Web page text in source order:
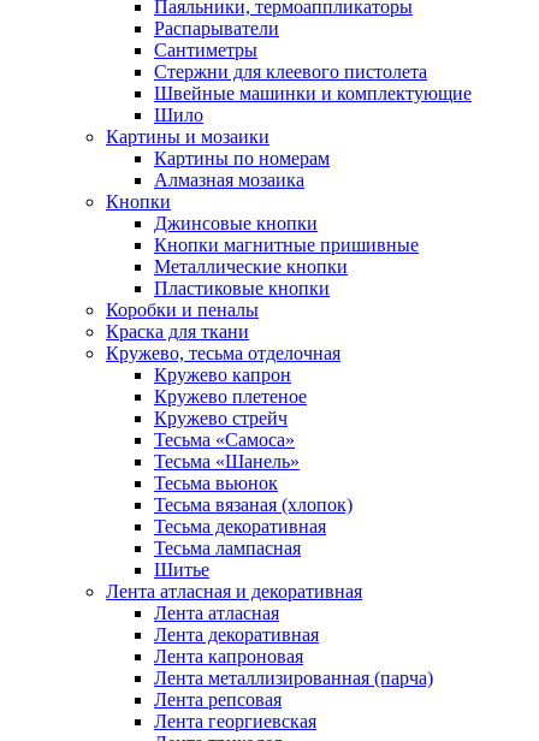
Паяльники, термоаппликаторы
Распарыватели
Сантиметры
Стержни для клеевого пистолета
Швейные машинки и комплектующие
Шило
Картины и мозаики
Картины по номерам
Алмазная мозаика
Кнопки
Джинсовые кнопки
Кнопки магнитные пришивные
Металлические кнопки
Пластиковые кнопки
Коробки и пеналы
Краска для ткани
Кружево, тесьма отделочная
Кружево капрон
Кружево плетеное
Кружево стрейч
Тесьма «Самоса»
Тесьма «Шанель»
Тесьма вьюнок
Тесьма вязаная (хлопок)
Тесьма декоративная
Тесьма лампасная
Шитье
Лента атласная и декоративная
Лента атласная
Лента декоративная
Лента капроновая
Лента металлизированная (парча)
Лента репсовая
Лента георгиевская